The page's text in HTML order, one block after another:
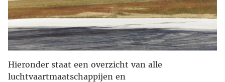
Hieronder staat een overzicht van alle
luchtvaartmaatschappijen en